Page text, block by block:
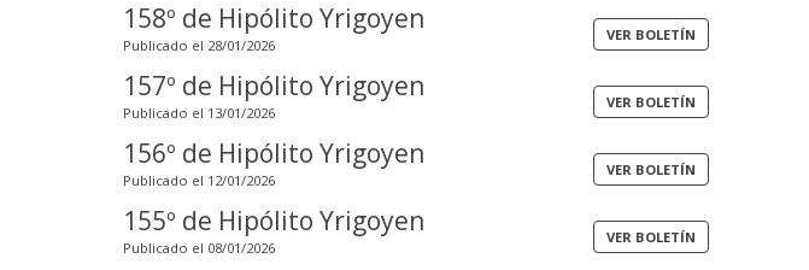
158º de Hipólito Yrigoyen
Publicado el 28/01/2026
157º de Hipólito Yrigoyen
Publicado el 13/01/2026
156º de Hipólito Yrigoyen
Publicado el 12/01/2026
155º de Hipólito Yrigoyen
Publicado el 08/01/2026